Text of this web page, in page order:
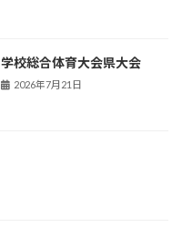
学校総合体育大会県大会
2026年7月21日